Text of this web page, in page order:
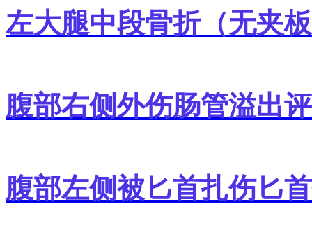
左大腿中段骨折（无夹
腹部右侧外伤肠管溢出
腹部左侧被匕首扎伤匕